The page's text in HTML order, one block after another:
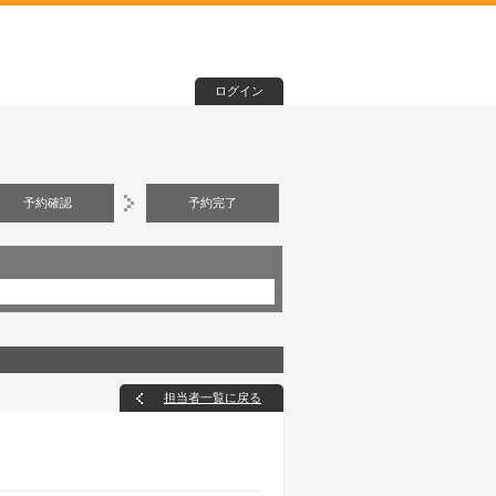
ログイン
予約確認 予約完了
担当者一覧に戻る